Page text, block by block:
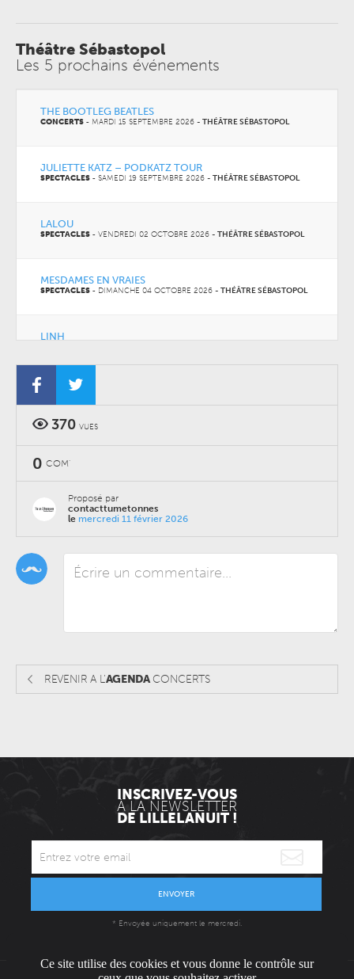
Théâtre Sébastopol
Les 5 prochains événements
THE BOOTLEG BEATLES
CONCERTS - MARDI 15 SEPTEMBRE 2026 - THÉÂTRE SÉBASTOPOL
JULIETTE KATZ – PODKATZ TOUR
SPECTACLES - SAMEDI 19 SEPTEMBRE 2026 - THÉÂTRE SÉBASTOPOL
LALOU
SPECTACLES - VENDREDI 02 OCTOBRE 2026 - THÉÂTRE SÉBASTOPOL
MESDAMES EN VRAIES
SPECTACLES - DIMANCHE 04 OCTOBRE 2026 - THÉÂTRE SÉBASTOPOL
LINH
370 VUES
0 COM'
Proposé par
contacttumetonnes
le mercredi 11 février 2026
REVENIR A L'AGENDACONCERTS
INSCRIVEZ-VOUS
À LA NEWSLETTER
DE LILLELANUIT !
ENVOYER
* Envoyée uniquement le mercredi.
Ce site utilise des cookies et vous donne le contrôle sur